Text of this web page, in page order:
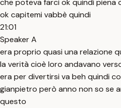
che poteva farci ok quindi piena
ok capitemi vabbè quindi
21:01
Speaker A
era proprio quasi una relazione
la verità cioè loro andavano
era per divertirsi va beh quindi
gianpietro però anno non so se
questo